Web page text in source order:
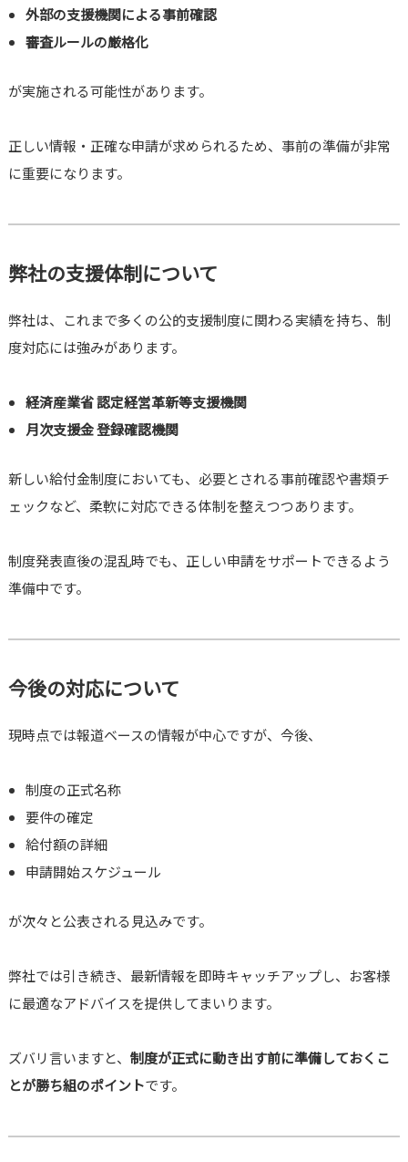
外部の支援機関による事前確認
審査ルールの厳格化
が実施される可能性があります。
正しい情報・正確な申請が求められるため、事前の準備が非常
に重要になります。
弊社の支援体制について
弊社は、これまで多くの公的支援制度に関わる実績を持ち、制
度対応には強みがあります。
経済産業省 認定経営革新等支援機関
月次支援金 登録確認機関
新しい給付金制度においても、必要とされる事前確認や書類チ
ェックなど、柔軟に対応できる体制を整えつつあります。
制度発表直後の混乱時でも、正しい申請をサポートできるよう
準備中です。
今後の対応について
現時点では報道ベースの情報が中心ですが、今後、
制度の正式名称
要件の確定
給付額の詳細
申請開始スケジュール
が次々と公表される見込みです。
弊社では引き続き、最新情報を即時キャッチアップし、お客様
に最適なアドバイスを提供してまいります。
ズバリ言いますと、 制度が正式に動き出す前に準備しておくこ
とが勝ち組のポイントです。